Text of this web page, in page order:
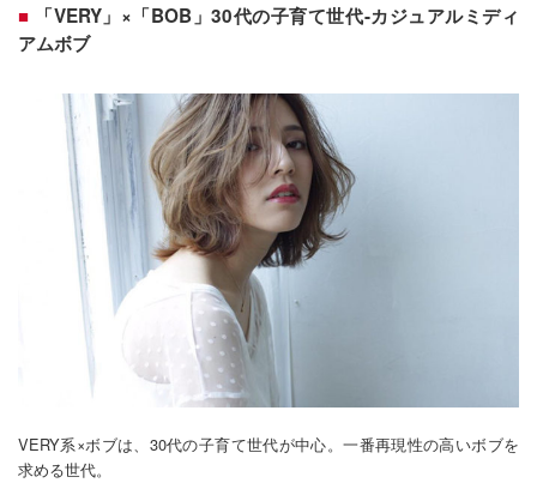
「VERY」×「BOB」30代の子育て世代-カジュアルミディ
アムボブ
VERY系×ボブは、30代の子育て世代が中心。一番再現性の高いボブを
求める世代。